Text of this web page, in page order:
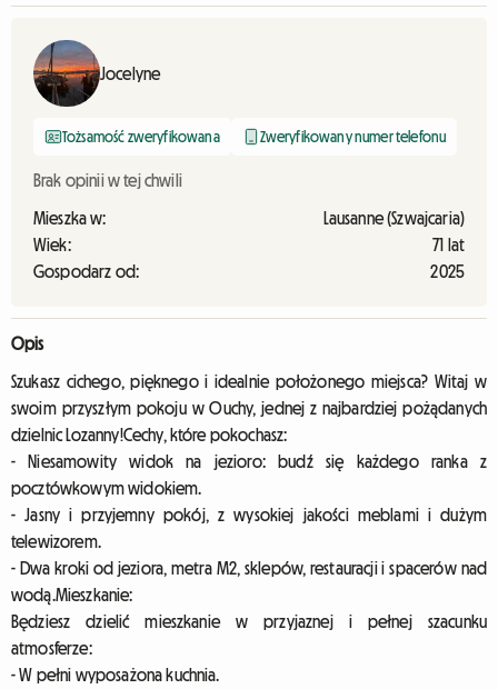
Jocelyne
Tożsamość zweryfikowana Zweryfikowany numer telefonu
Brak opinii w tej chwili
Mieszka w:
Lausanne (Szwajcaria)
Wiek:
71 lat
Gospodarz od:
2025
Opis
Szukasz cichego, pięknego i idealnie położonego miejsca? Witaj w
swoim przyszłym pokoju w Ouchy, jednej z najbardziej pożądanych
dzielnic Lozanny!Cechy, które pokochasz:
- Niesamowity widok na jezioro: budź się każdego ranka z
pocztówkowym widokiem.
- Jasny i przyjemny pokój, z wysokiej jakości meblami i dużym
telewizorem.
- Dwa kroki od jeziora, metra M2, sklepów, restauracji i spacerów nad
wodą.Mieszkanie:
Będziesz dzielić mieszkanie w przyjaznej i pełnej szacunku
atmosferze:
- W pełni wyposażona kuchnia.